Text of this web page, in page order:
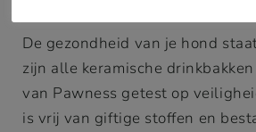
De gezondheid van je hond
zijn alle keramische
van Pawness getest op
is vrij van giftige stoffen en